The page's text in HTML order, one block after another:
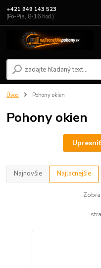
+421 949 143 523
(Po-Pia, 8-16 hod.)
Úvod Pohony okien
Pohony okien
Najnovšie Najlacnejšie